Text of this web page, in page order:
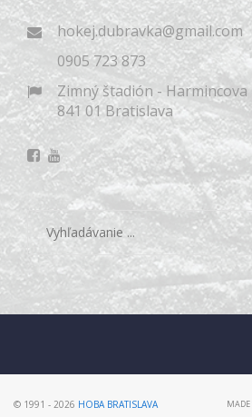
hokej.dubravka@gmail.com
0905 723 873
Zimný štadión - Harmincova
841 01 Bratislava
© 1991 - 2026 HOBA BRATISLAVA MADE